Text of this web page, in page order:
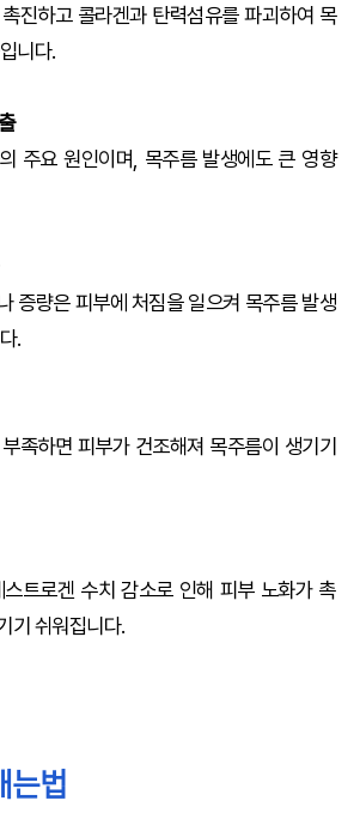
진하고 콜라겐과 탄력섬유를 파괴하여 목
니다.
주요 원인이며, 목주름 발생에도 큰 영향
증량은 피부에 처짐을 일으켜 목주름 발생
.
족하면 피부가 건조해져 목주름이 생기기
트로겐 수치 감소로 인해 피부 노화가 촉
기 쉬워집니다.
는법